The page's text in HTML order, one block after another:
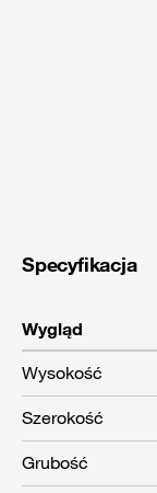
Specyfikacja
Wygląd
Wysokość
Szerokość
Grubość